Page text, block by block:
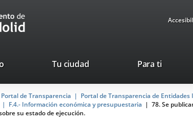
Tu ciudad Para ti
Portal de Transparencia Portal de Transparencia de
F.4.- Información económica y presupuestaria
78. Se
su estado de ejecución.